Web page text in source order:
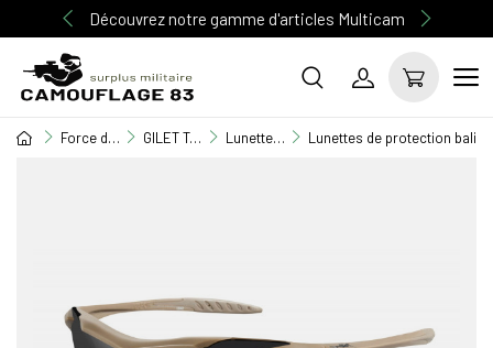
Découvrez notre gamme d'articles Multicam
Force de l'ordre GILET TACTIQUE / EQUIPEMENT / TASER Lunette de TIR Lunettes de protection